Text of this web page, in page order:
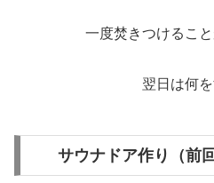
一度焚きつけること
翌日は何を
サウナドア作り（前